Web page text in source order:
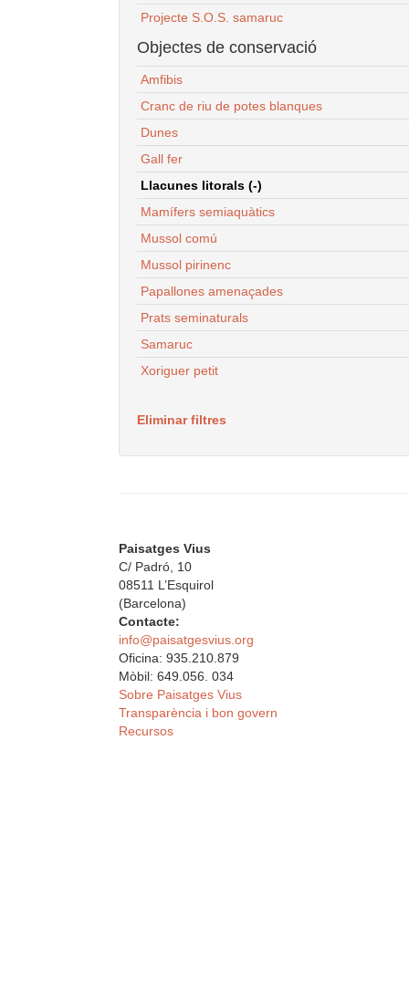
Projecte S.O.S. samaruc
Objectes de conservació
Amfibis
Cranc de riu de potes blanques
Dunes
Gall fer
Llacunes litorals (-)
Mamífers semiaquàtics
Mussol comú
Mussol pirinenc
Papallones amenaçades
Prats seminaturals
Samaruc
Xoriguer petit
Eliminar filtres
Paisatges Vius
C/ Padró, 10
08511 L’Esquirol
(Barcelona)
Contacte:
info@paisatgesvius.org
Oficina: 935.210.879
Mòbil: 649.056. 034
Sobre Paisatges Vius
Transparència i bon govern
Recursos